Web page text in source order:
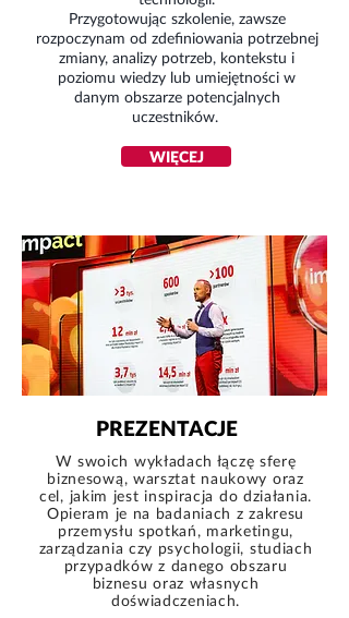
Przygotowując szkolenie, zawsze
rozpoczynam od zdefiniowania potrzebnej
zmiany, analizy potrzeb, kontekstu i
poziomu wiedzy lub umiejętności w
danym obszarze potencjalnych
uczestników.
WIĘCEJ
PREZENTACJE
W swoich wykładach łączę sferę
biznesową, warsztat naukowy oraz
cel, jakim jest inspiracja do działania.
Opieram je na badaniach z zakresu
przemysłu spotkań, marketingu,
zarządzania czy psychologii, studiach
przypadków z danego obszaru
biznesu oraz własnych
doświadczeniach.